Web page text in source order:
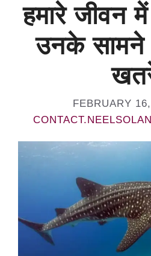
हमारे जीवन
उनके
FEBRUARY